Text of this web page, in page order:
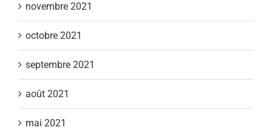
novembre 2021
octobre 2021
septembre 2021
août 2021
mai 2021